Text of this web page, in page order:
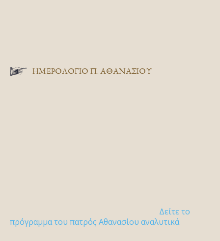
ΗΜΕΡΟΛΟΓΙΟ Π. ΑΘΑΝΑΣΙΟΥ
Δείτε το
πρόγραμμα του πατρός Αθανασίου αναλυτικά